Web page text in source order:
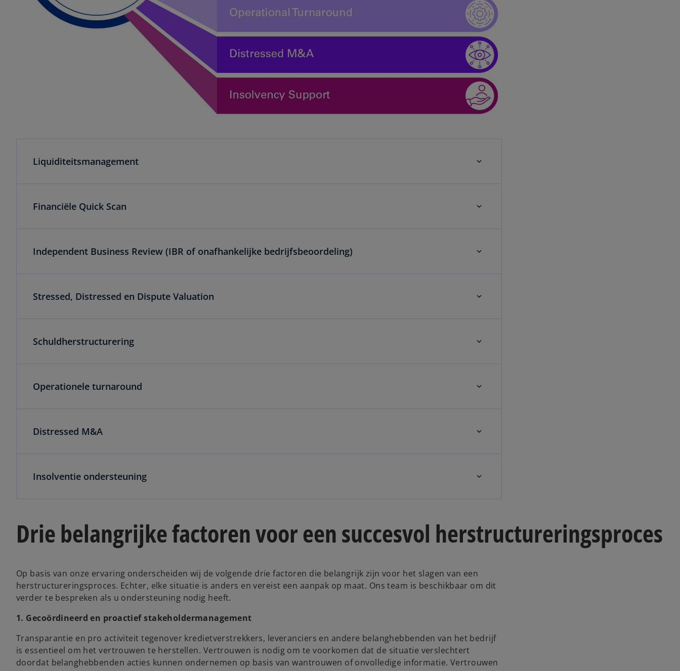
Liquiditeitsmanagement
Financiële Quick Scan
Independent Business Review (IBR of onafhankelijke bedrijfsbeoordeling)
Stressed, Distressed en Dispute Valuation
Schuldherstructurering
Operationele turnaround
Distressed M&A
Insolventie ondersteuning
Drie belangrijke factoren voor een succesvol herstructureringsproces
Op basis van onze ervaring onderscheiden wij de volgende drie factoren die belangrijk zijn voor het slagen van een
herstructureringsproces. Echter, elke situatie is anders en vereist een aanpak op maat. Ons team is beschikbaar om dit
verder te bespreken als u ondersteuning nodig heeft.
1. Gecoördineerd en proactief stakeholdermanagement
Transparantie en pro activiteit tegenover kredietverstrekkers, leveranciers en andere belanghebbenden van het bedrijf
is essentieel om het vertrouwen te herstellen. Vertrouwen is nodig om te voorkomen dat de situatie verslechtert
doordat belanghebbenden acties kunnen ondernemen op basis van wantrouwen of onvolledige informatie. Vertrouwen